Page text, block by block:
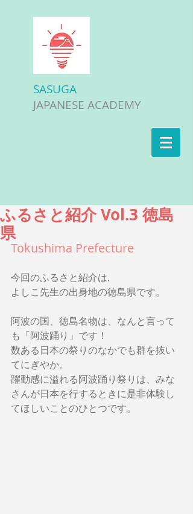
SASUGA
JAPANESE ACADEMY
ふるさと紹介 Vol.3 徳島
県
Tokushima Prefecture
今回のふるさと紹介は,
よしこ先生の出身地の徳島県です。
阿波の国、徳島名物は、なんと言って
も「阿波踊り」です！
数ある日本の祭りのなかでも群を抜い
てにぎやか。
躍動感に溢れる阿波踊り祭りは、みな
さんが日本を行するときに是非体験し
てほしいことのひとつです。